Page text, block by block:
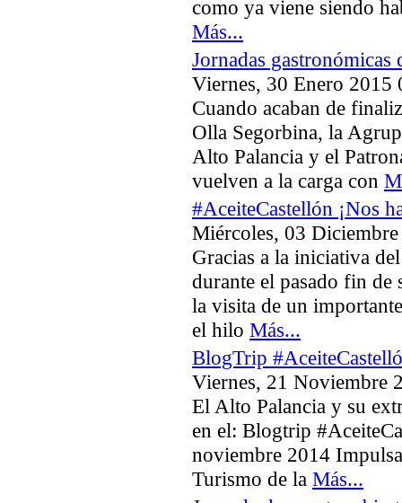
como ya viene siendo
Más...
Jornadas
Viernes, 30 Enero 2015
Cuando acaban de
Olla Segorbina, la
Alto Palancia y el
vuelven a la carga con
#AceiteCastellón ¡Nos
Miércoles, 03
Gracias a la iniciativa
durante el pasado fin de
la visita de un
el hilo Más...
BlogTrip
Viernes, 21 Noviembre
El Alto Palancia y su
en el: Blogtrip
noviembre 2014
Turismo de la Más...